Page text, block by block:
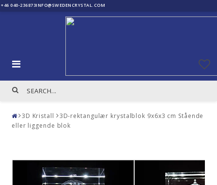
+46 040-236873INFO@SWEDENCRYSTAL.COM
3D Kristall
3D-rektangulær krystalblok 9x6x3 cm Stående
eller liggende blok